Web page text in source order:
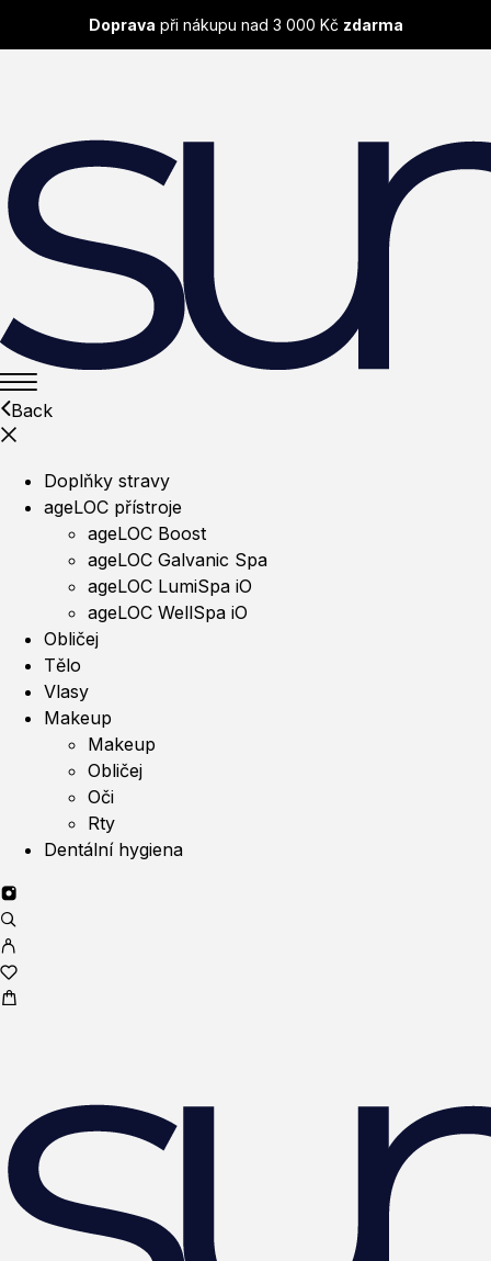
Doprava při nákupu nad 3 000 Kč zdarma
Back
Doplňky stravy
ageLOC přístroje
ageLOC Boost
ageLOC Galvanic Spa
ageLOC LumiSpa iO
ageLOC WellSpa iO
Obličej
Tělo
Vlasy
Makeup
Makeup
Obličej
Oči
Rty
Dentální hygiena